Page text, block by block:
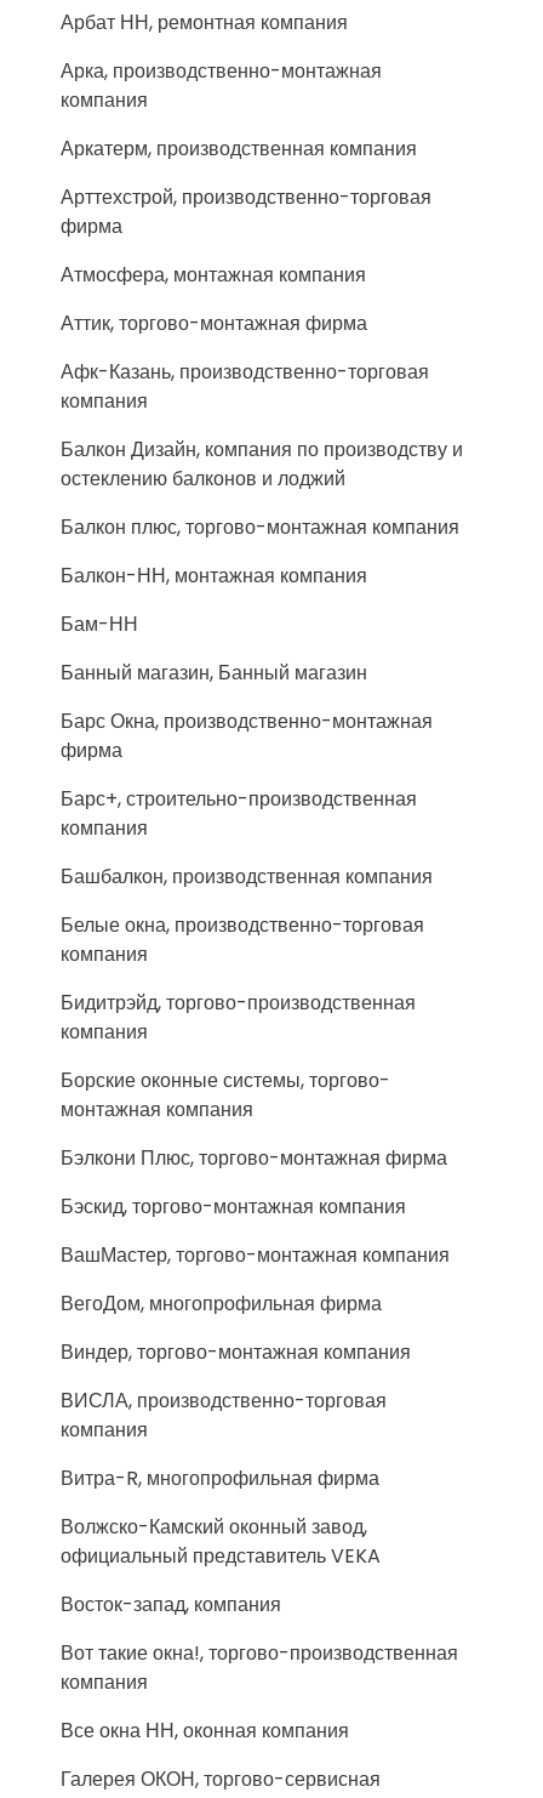
Арбат НН, ремонтная компания
Арка, производственно-монтажная
компания
Аркатерм, производственная компания
Арттехстрой, производственно-торговая
фирма
Атмосфера, монтажная компания
Аттик, торгово-монтажная фирма
Афк-Казань, производственно-торговая
компания
Балкон Дизайн, компания по производству и
остеклению балконов и лоджий
Балкон плюс, торгово-монтажная компания
Балкон-НН, монтажная компания
Бам-НН
Банный магазин, Банный магазин
Барс Окна, производственно-монтажная
фирма
Барс+, строительно-производственная
компания
Башбалкон, производственная компания
Белые окна, производственно-торговая
компания
Бидитрэйд, торгово-производственная
компания
Борские оконные системы, торгово-
монтажная компания
Бэлкони Плюс, торгово-монтажная фирма
Бэскид, торгово-монтажная компания
ВашМастер, торгово-монтажная компания
ВегоДом, многопрофильная фирма
Виндер, торгово-монтажная компания
ВИСЛА, производственно-торговая
компания
Витра-R, многопрофильная фирма
Волжско-Камский оконный завод,
официальный представитель VEKA
Восток-запад, компания
Вот такие окна!, торгово-производственная
компания
Все окна НН, оконная компания
Галерея ОКОН, торгово-сервисная